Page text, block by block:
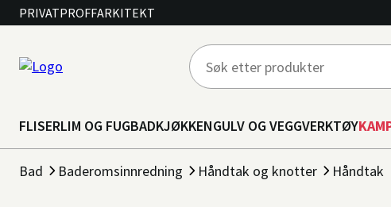
PRIVATPROFFARKITEKT
FLISERLIM OG FUGBADKJØKKENGULV OG VEGGVERKTØY
Bad Baderomsinnredning Håndtak og knotter Håndtak